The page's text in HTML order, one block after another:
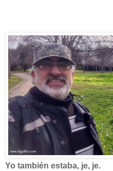
Yo también estaba, je, je.